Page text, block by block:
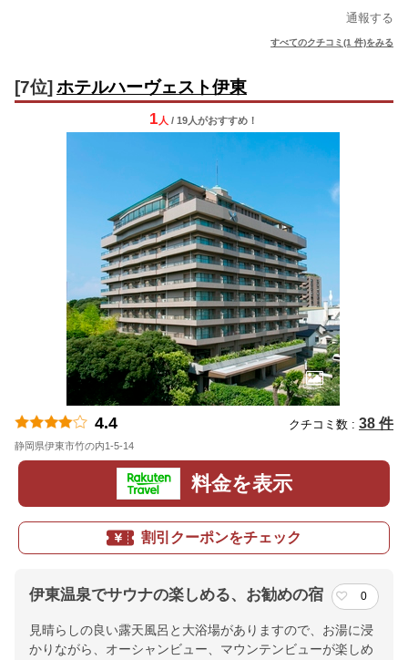
通報する
すべてのクチコミ(1 件)をみる
[7位] ホテルハーヴェスト伊東
1 人 / 19人がおすすめ！
4.4 クチコミ数 : 38 件
静岡県伊東市竹の内1-5-14
料金を表示
割引クーポンをチェック
伊東温泉でサウナの楽しめる、お勧めの宿 0
見晴らしの良い露天風呂と大浴場がありますので、お湯に浸
かりながら、オーシャンビュー、マウンテンビューが楽しめ